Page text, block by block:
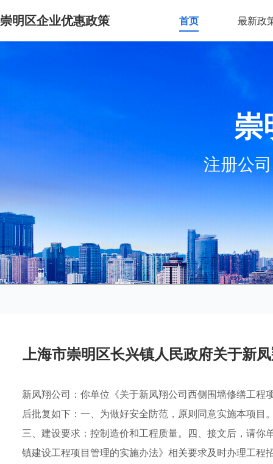
崇明区企业优惠政策 首页 最新政
崇
注册公
上海市崇明区长兴镇人民政府关于新
新凤翔公司：你单位《关于新凤翔公司西侧围墙修缮工
后批复如下：一、为做好安全防范，原则同意实施本项
三、建设要求：控制造价和工程质量。四、接文后，请
镇建设工程项目管理的实施办法》相关要求及时办理工